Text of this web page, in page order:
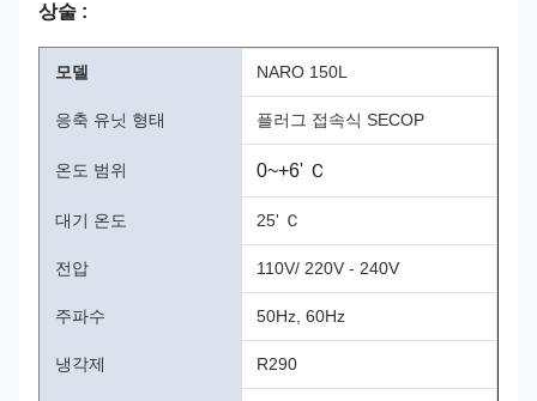
상술 :
모델 NARO 150L
응축 유닛 형태 플러그 접속식 SECOP
온도 범위 0~+6' Ｃ
대기 온도 25' Ｃ
전압 110V/ 220V - 240V
주파수 50Hz, 60Hz
냉각제 R290